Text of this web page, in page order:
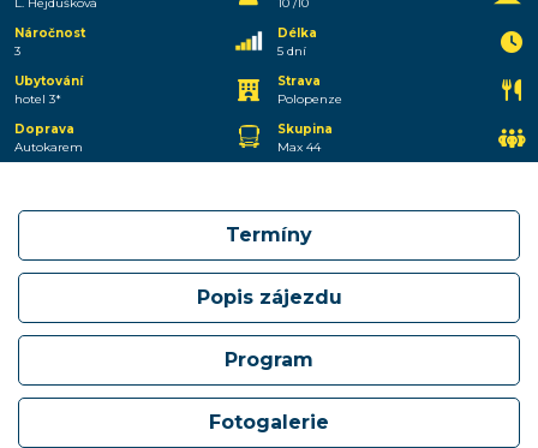
Náročnost
3
Délka
5 dní
Ubytování
hotel 3*
Strava
Polopenze
Doprava
Autokarem
Skupina
Max 44
Termíny
Popis zájezdu
Program
Fotogalerie